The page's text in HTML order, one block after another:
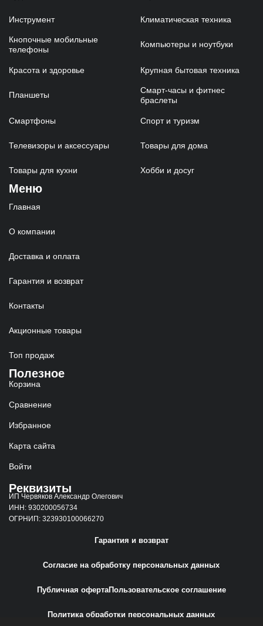
Инструмент Климатическая техника
Кнопочные мобильные
телефоны
Компьютеры и ноутбуки
Красота и здоровье Крупная бытовая техника
Планшеты
Смарт-часы и фитнес
браслеты
Смартфоны Спорт и туризм
Телевизоры и аксессуары Товары для дома
Товары для кухни Хобби и досуг
Меню
Главная
О компании
Доставка и оплата
Гарантия и возврат
Контакты
Акционные товары
Топ продаж
Полезное
Корзина
Сравнение
Избранное
Карта сайта
Войти
Реквизиты
ИП Червяков Александр Олегович
ИНН: 930200056734
ОГРНИП: 323930100066270
Гарантия и возврат
Согласие на обработку персональных данных
Публичная офертаПользовательское соглашение
Политика обработки персональных данных